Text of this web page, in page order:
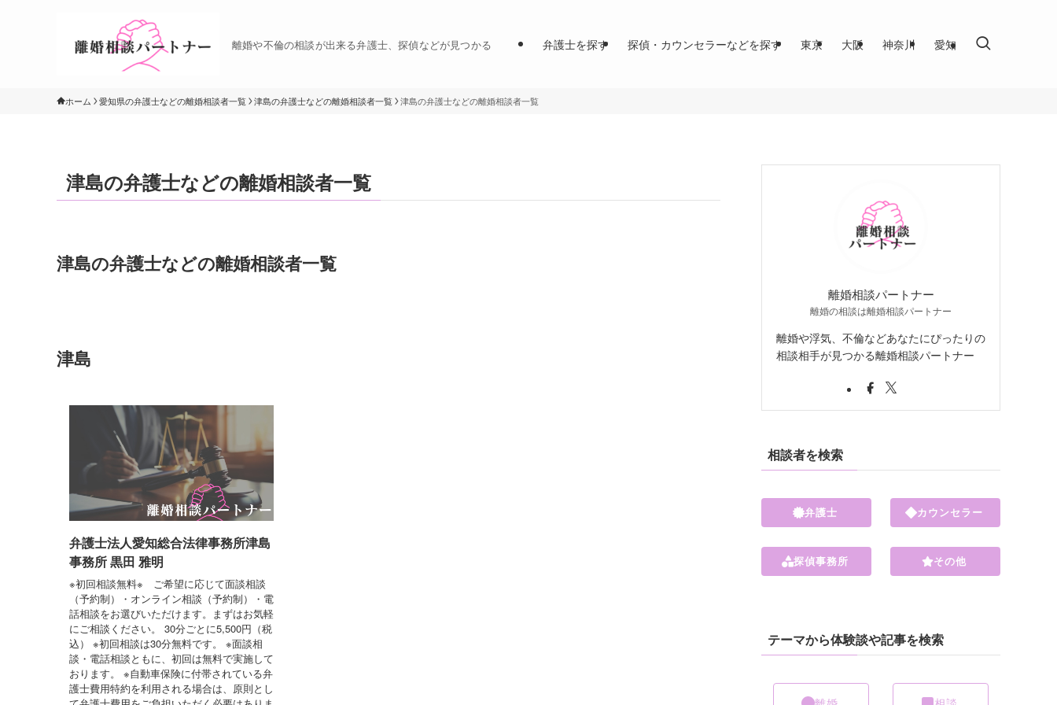
離婚や不倫の相談が出来る弁護士、探偵などが見つかる 弁護士を探す 探偵・カウンセラーなどを探す 東京 大阪 神奈川 愛知
ホーム 愛知県の弁護士などの離婚相談者一覧 津島の弁護士などの離婚相談者一覧 津島の弁護士などの離婚相談者一覧
津島の弁護士などの離婚相談者一覧
津島の弁護士などの離婚相談者一覧
津島
弁護士法人愛知総合法律事務所津島
事務所 黒田 雅明
※初回相談無料※ ご希望に応じて面談相談
（予約制）・オンライン相談（予約制）・電
話相談をお選びいただけます。まずはお気軽
にご相談ください。 30分ごとに5,500円（税
込） ※初回相談は30分無料です。 ※面談相
談・電話相談ともに、初回は無料で実施して
おります。 ※自動車保険に付帯されている弁
護士費用特約を利用される場合は、原則とし
離婚相談パートナー
離婚の相談は離婚相談パートナー
離婚や浮気、不倫などあなたにぴったりの
相談相手が見つかる離婚相談パートナー
相談者を検索
弁護士
探偵事務所
カウンセラー
その他
テーマから体験談や記事を検索